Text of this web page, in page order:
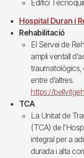
Edifici
Hospital Duran i
Rehabilitació
El Servei de
ampli ventall
traumatològics,
entre d’altres.
https://
TCA
La Unitat de
(TCA) de
integral per a
durada i alta